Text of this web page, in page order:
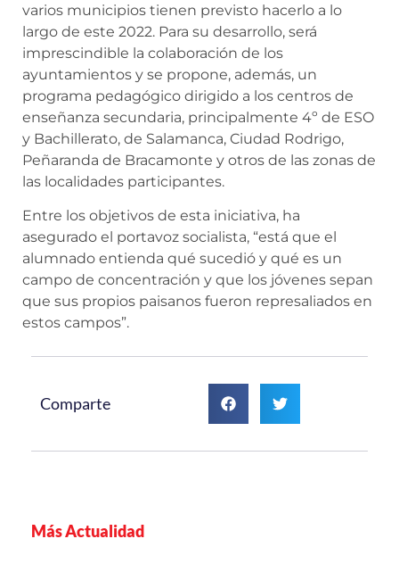
varios municipios tienen previsto hacerlo a lo
largo de este 2022. Para su desarrollo, será
imprescindible la colaboración de los
ayuntamientos y se propone, además, un
programa pedagógico dirigido a los centros de
enseñanza secundaria, principalmente 4º de ESO
y Bachillerato, de Salamanca, Ciudad Rodrigo,
Peñaranda de Bracamonte y otros de las zonas de
las localidades participantes.
Entre los objetivos de esta iniciativa, ha
asegurado el portavoz socialista, “está que el
alumnado entienda qué sucedió y qué es un
campo de concentración y que los jóvenes sepan
que sus propios paisanos fueron represaliados en
estos campos”.
Comparte
Más Actualidad